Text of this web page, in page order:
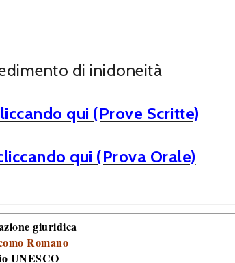
di inidoneità
qui (Prove Scritte)
qui (Prova Orale)
giuridica
Romano
UNESCO